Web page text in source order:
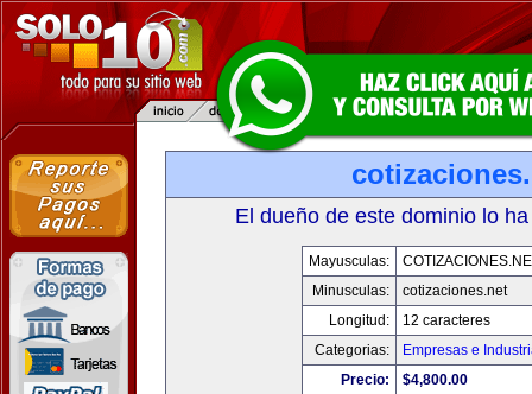
El dueño de este dominio lo
Mayusculas:
Minusculas:
cotizaciones.net
Longitud:
12 caracteres
Categorias:
Empresas e
Precio:
$4,800.00